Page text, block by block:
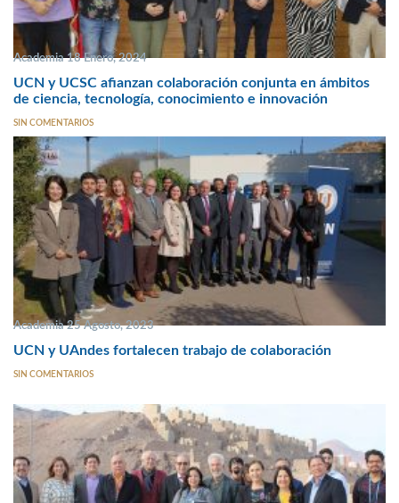
Academia 18 Enero, 2024
UCN y UCSC afianzan colaboración conjunta en ámbitos
de ciencia, tecnología, conocimiento e innovación
SIN COMENTARIOS
Academia 25 Agosto, 2023
UCN y UAndes fortalecen trabajo de colaboración
SIN COMENTARIOS